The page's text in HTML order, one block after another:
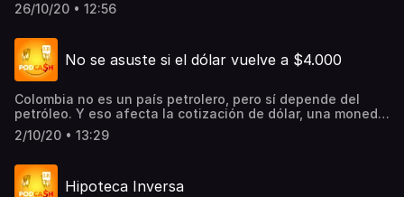
26/10/20 • 12:56
No se asuste si el dólar vuelve a $4.000
Colombia no es un país petrolero, pero sí depende del
petróleo. Y eso afecta la cotización de dólar, una moneda
que llegó a máximos durante 2020. Sin embargo, la venta
de crudo no es lo único que la mueve pues desde un
lo pueden afectar.
2/10/20 • 13:29
Hipoteca Inversa